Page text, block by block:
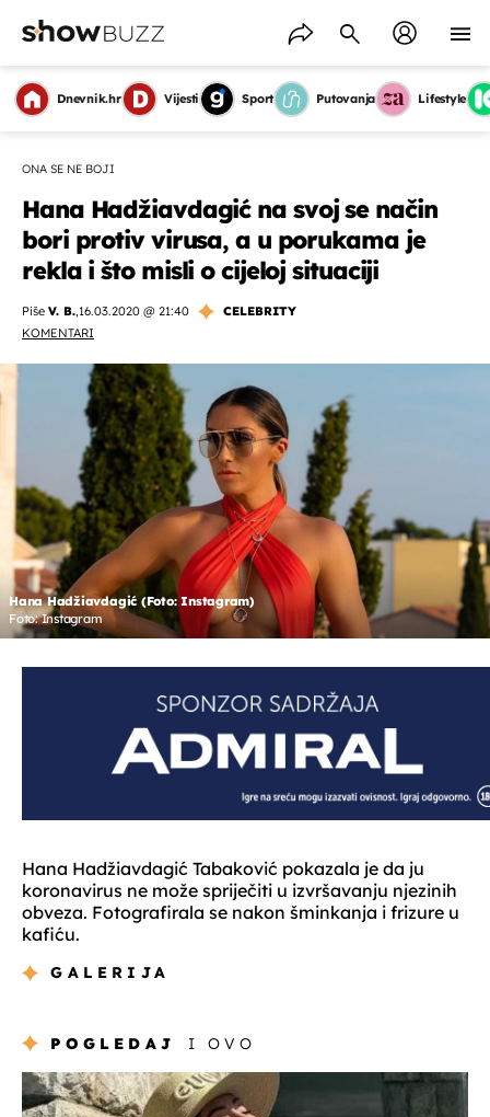
Dnevnik.hr Vijesti Sport Putovanja Lifestyle
ONA SE NE BOJI
Hana Hadžiavdagić na svoj se način
bori protiv virusa, a u porukama je
rekla i što misli o cijeloj situaciji
Piše V. B.,16.03.2020 @ 21:40
CELEBRITY
KOMENTARI
Hana Hadžiavdagić (Foto: Instagram)
Foto: Instagram
Hana Hadžiavdagić Tabaković pokazala je da ju
koronavirus ne može spriječiti u izvršavanju njezinih
obveza. Fotografirala se nakon šminkanja i frizure u
kafiću.
GALERIJA
POGLEDAJ I OVO
OMOGUĆI OBAVIJESTI